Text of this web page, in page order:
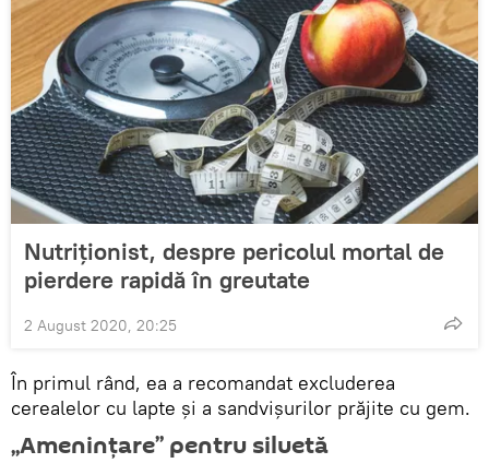
Nutriționist, despre pericolul mortal de
pierdere rapidă în greutate
2 August 2020, 20:25
În primul rând, ea a recomandat excluderea
cerealelor cu lapte și a sandvișurilor prăjite cu gem.
„Amenințare” pentru siluetă